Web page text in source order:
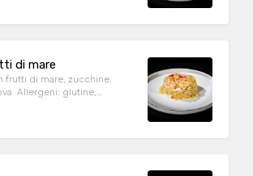
di mare
frutti di mare, zucchine,
Allergeni: glutine,